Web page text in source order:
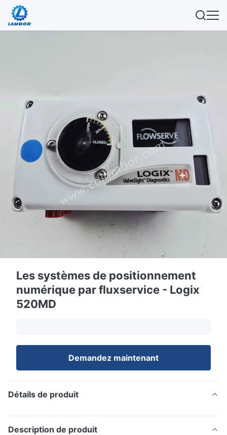
Les systèmes de positionnement
numérique par fluxservice - Logix
520MD
Demandez maintenant
Détails de produit
Description de produit